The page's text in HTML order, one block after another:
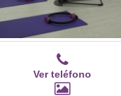
Ver teléfono